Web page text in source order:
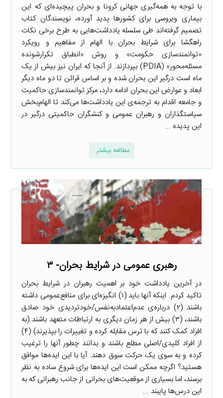
با توجه به همه‌گیری جهانی کرونا و بحران پیچیده‌ای که این
بیماری ویروسی برای کشورها پدید آورده، نویسندگان کتاب
تصمیم گرفته‌اند طی سلسله یادداشت‌هایی به طرح برخی نکات
راهگشا برای شرایط بحران با الهام از مفاهیم و رویکرد
«توانمندسازی حکومت» و روش «انطباق تکرارشونده
مسئله‌محور» (PDIA) بپردازند. از آنجا که ایران نیز بیش از یک
ماه است درگیر این بحران شده و بر اساس قرائن تا دو ماه دیگر
ابعاد و عوارض این بحران ادامه دارد، مرکز توانمندسازی حاکمیت
و جامعه اقدام به ترجمه‌ی این یادداشت‌ها می‌کند تا الهام‌بخش
سیاستگذاران و رهبران عمومی و کنشگران حاکمیتی درگیر در
این پدیده ...
مطالعه بیشتر
رهبری عمومی در شرایط بحران- ۳
در آخرین یادداشت خود بر اهمیت رهبران در شرایط بحران
تاکید کردم. اینکه آنها باید (۱) انگیزه‌ای برای منافع‌عمومی داشته
باشند (۲) درباره‌ی عدم‌اعتمادبه‌نفس/خودتردیدی خود صادق
باشند، (۳) بیش از هر زمان دیگری به ارتباطات متعهد باشند (به
افراد کمک کنند که با ترس مقابله کرده و تغییرات را بپذیرند) (۴)
از افراد کلیدی/اصلی مطلع باشند و بدانند چطور آنها را ترغیب
کرده و به سوی یک حرکت سوق دهند. آیا با این ایده‌ها موافق
هستید؟ اگرچه ممکن است این ایده‌ها برای شروع ساده به نظر
برسند، اما بسیاری از موقعیت‌های بحرانی از جانب رهبرانی که به
این درس‌ها پایبند ...